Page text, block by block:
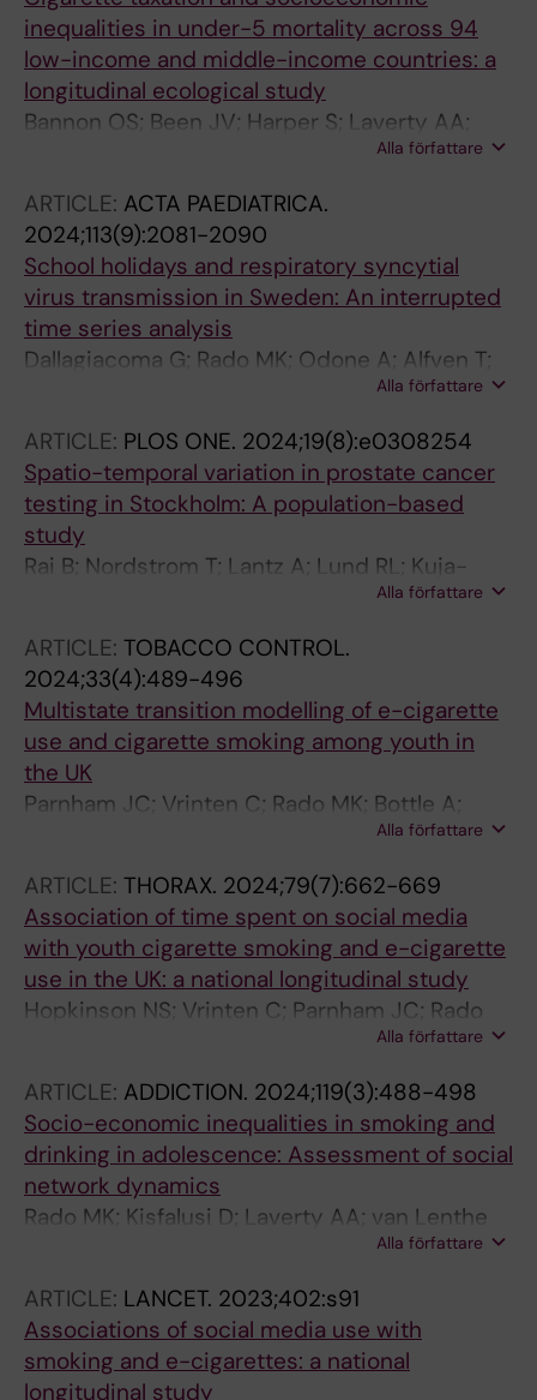
inequalities in under-5 mortality across 94
low-income and middle-income countries: a
longitudinal ecological study
Bannon OS; Been JV; Harper S; Laverty AA;
Millett C; van Lenthe FJ; Filippidis F; Rado MK
Alla författare
ARTICLE: ACTA PAEDIATRICA.
2024;113(9):2081-2090
School holidays and respiratory syncytial
virus transmission in Sweden: An interrupted
time series analysis
Dallagiacoma G; Rado MK; Odone A; Alfven T;
Alla författare
ARTICLE: PLOS ONE. 2024;19(8):e0308254
Spatio-temporal variation in prostate cancer
testing in Stockholm: A population-based
study
Rai B; Nordstrom T; Lantz A; Lund RL; Kuja-
Halkola R; Rado M; Oberg S; Hao S; Du X;
Alla författare
ARTICLE: TOBACCO CONTROL.
2024;33(4):489-496
Multistate transition modelling of e-cigarette
use and cigarette smoking among youth in
the UK
Parnham JC; Vrinten C; Rado MK; Bottle A;
Alla författare
ARTICLE: THORAX. 2024;79(7):662-669
Association of time spent on social media
with youth cigarette smoking and e-cigarette
use in the UK: a national longitudinal study
Hopkinson NS; Vrinten C; Parnham JC; Rado
MK; Filippidis F; Vamos EP; Laverty AAAlla författare
ARTICLE: ADDICTION. 2024;119(3):488-498
Socio-economic inequalities in smoking and
drinking in adolescence: Assessment of social
network dynamics
Rado MK; Kisfalusi D; Laverty AA; van Lenthe
Alla författare
ARTICLE: LANCET. 2023;402:s91
Associations of social media use with
smoking and e-cigarettes: a national
longitudinal study